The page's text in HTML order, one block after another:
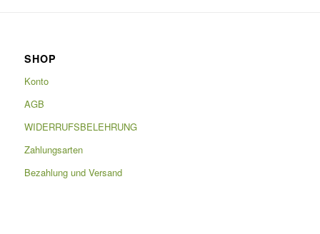
SHOP
Konto
AGB
WIDERRUFSBELEHRUNG
Zahlungsarten
Bezahlung und Versand